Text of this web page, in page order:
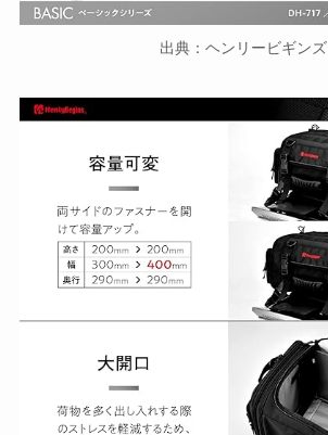
出典：ヘンリービギンズ